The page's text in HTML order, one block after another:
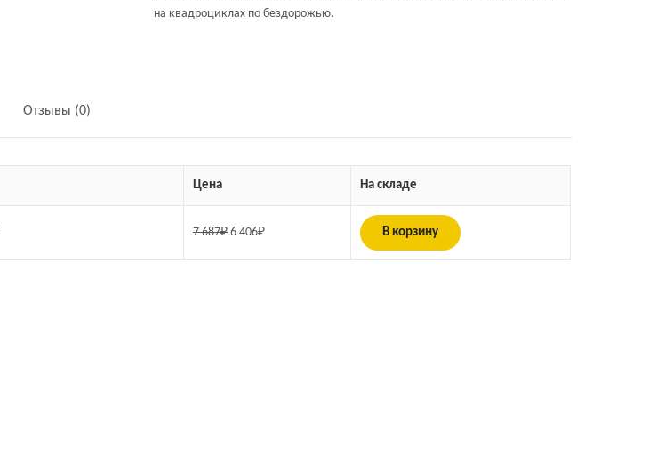
на квадроциклах по бездорожью.
Отзывы (0)
Цена На складе
7 687₽ 6 406₽ В корзину